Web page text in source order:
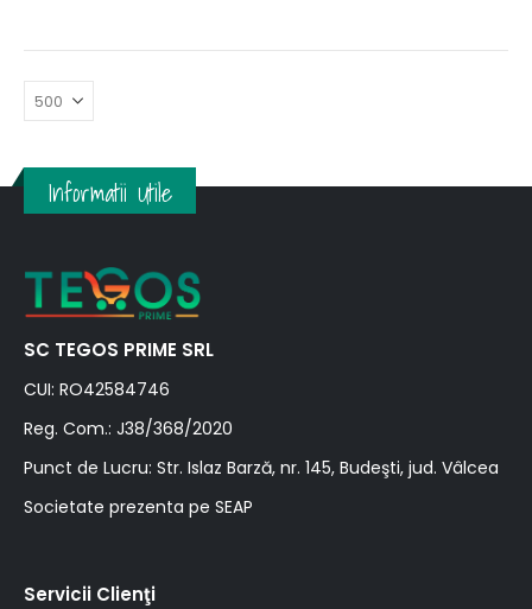
Informatii Utile
SC TEGOS PRIME SRL
CUI: RO42584746
Reg. Com.: J38/368/2020
Punct de Lucru: Str. Islaz Barză, nr. 145, Budeşti, jud. Vâlcea
Societate prezenta pe SEAP
Servicii Clienţi